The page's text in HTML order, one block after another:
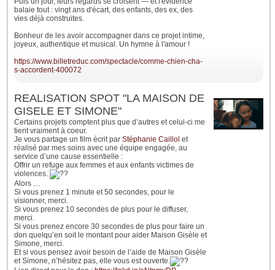
balaie tout : vingt ans d'écart, des enfants, des ex, des
vies déjà construites.
Bonheur de les avoir accompagner dans ce projet intime,
joyeux, authentique et musical. Un hymne à l'amour !
https://www.billetreduc.com/spectacle/comme-chien-cha-
s-accordent-400072
REALISATION SPOT "LA MAISON DE
GISELE ET SIMONE"
Certains projets comptent plus que d’autres et celui-ci me
tient vraiment à coeur.
Je vous partage un film écrit parStéphanie Caillol et
réalisé par mes soins avec une équipe engagée, au
service d’une cause essentielle :
Offrir un refuge aux femmes et aux enfants victimes de
violences.
Alors …
Si vous prenez 1 minute et 50 secondes, pour le
visionner, merci.
Si vous prenez 10 secondes de plus pour le diffuser,
merci.
Si vous prenez encore 30 secondes de plus pour faire un
don quelqu’en soit le montant pour aider Maison Gisèle et
Simone, merci.
Et si vous pensez avoir besoin de l’aide de Maison Gisèle
et Simone, n’hésitez pas, elle vous est ouverte.